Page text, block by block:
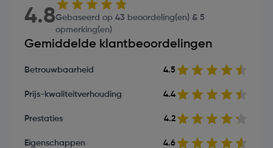
4.8Gebaseerd op 43 beoordeling(en) & 5
opmerking(en)
Gemiddelde klantbeoordelingen
Betrouwbaarheid 4.5
Prijs-kwaliteitverhouding 4.4
Prestaties 4.2
Eigenschappen 4.6